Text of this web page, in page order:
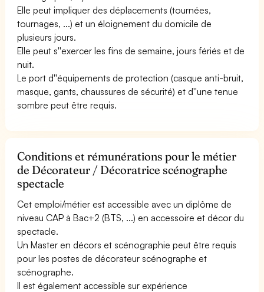
Elle peut impliquer des déplacements (tournées,
tournages, ...) et un éloignement du domicile de
plusieurs jours.
Elle peut s''exercer les fins de semaine, jours fériés et de
nuit.
Le port d''équipements de protection (casque anti-bruit,
masque, gants, chaussures de sécurité) et d''une tenue
sombre peut être requis.
Conditions et rémunérations pour le métier
de Décorateur / Décoratrice scénographe
spectacle
Cet emploi/métier est accessible avec un diplôme de
niveau CAP à Bac+2 (BTS, ...) en accessoire et décor du
spectacle.
Un Master en décors et scénographie peut être requis
pour les postes de décorateur scénographe et
scénographe.
Il est également accessible sur expérience